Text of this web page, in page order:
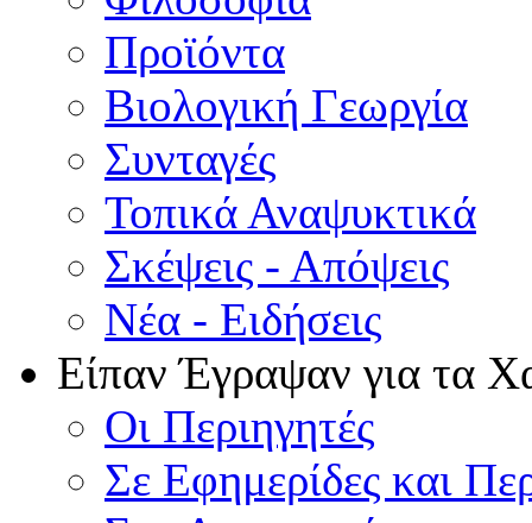
Προϊόντα
Βιολογική Γεωργία
Συνταγές
Τοπικά Αναψυκτικά
Σκέψεις - Απόψεις
Νέα - Ειδήσεις
Είπαν Έγραψαν για τα
Οι Περιηγητές
Σε Εφημερίδες και